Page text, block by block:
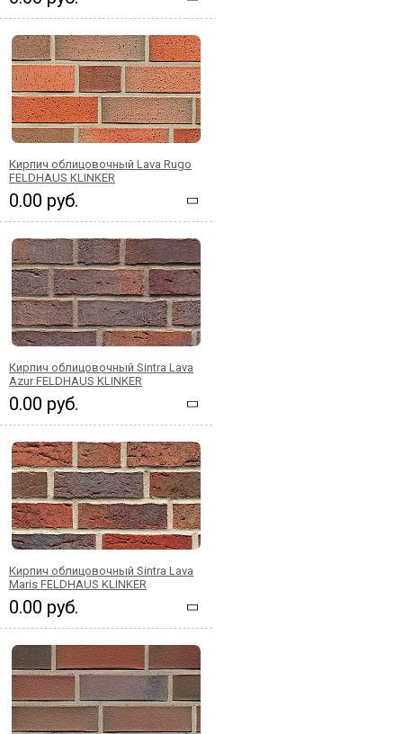
Кирпич облицовочный Lava Rugo
FELDHAUS KLINKER
0.00 руб.
Кирпич облицовочный Sintra Lava
Azur FELDHAUS KLINKER
0.00 руб.
Кирпич облицовочный Sintra Lava
Maris FELDHAUS KLINKER
0.00 руб.